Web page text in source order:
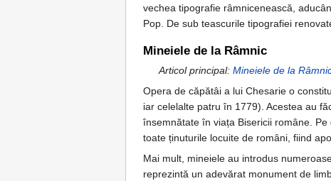
vechea tipografie râmnicenească,
Pop. De sub teascurile tipografiei
Mineiele de la Râmnic
Articol principal:Mineiele de la
Opera de căpătâi a lui Chesarie o
iar celelalte patru în 1779). Acestea au
însemnătate în viața Bisericii române.
toate ținuturile locuite de români, fiind
Mai mult, mineiele au introdus
reprezintă un adevărat monument de